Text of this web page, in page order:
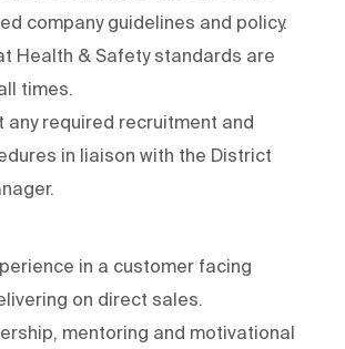
company guidelines and policy.
Health & Safety standards are
times.
required recruitment and
in liaison with the District
in a customer facing
on direct sales.
mentoring and motivational